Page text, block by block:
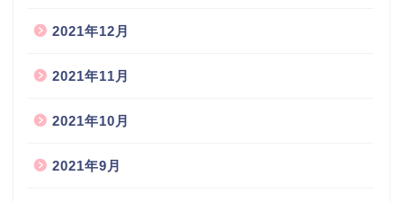
2021年12月
2021年11月
2021年10月
2021年9月